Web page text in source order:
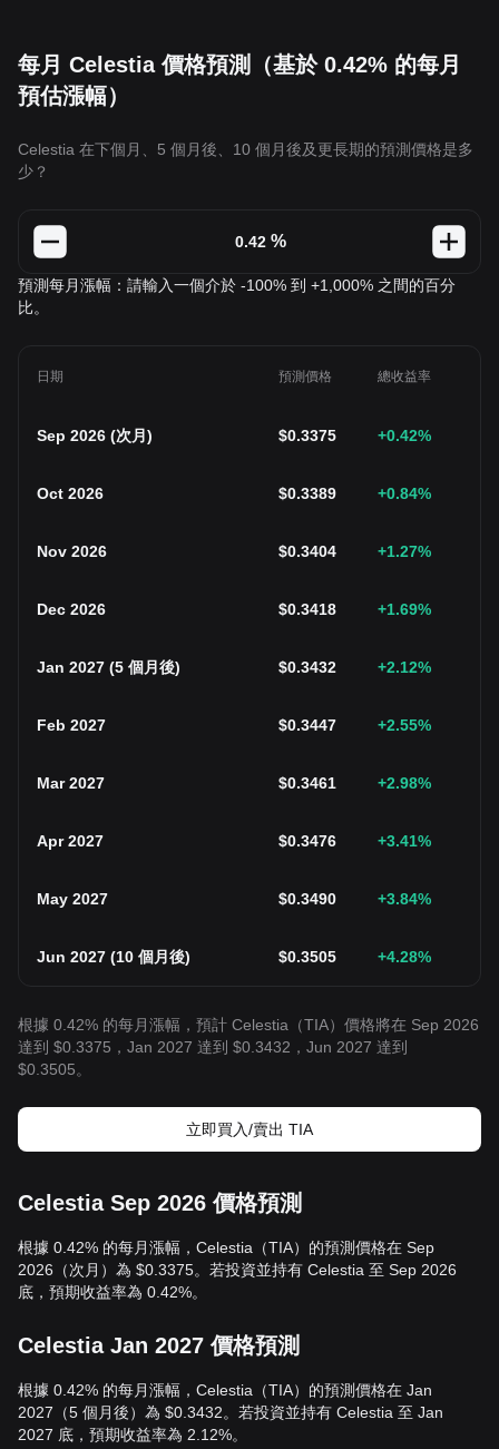
每月 Celestia 價格預測（基於 0.42% 的每月
預估漲幅）
Celestia 在下個月、5 個月後、10 個月後及更長期的預測價格是多
少？
%
預測每月漲幅：請輸入一個介於 -100% 到 +1,000% 之間的百分
比。
日期 預測價格 總收益率
Sep 2026 (次月 ) $0.3375 +0.42%
Oct 2026 $0.3389 +0.84%
Nov 2026 $0.3404 +1.27%
Dec 2026 $0.3418 +1.69%
Jan 2027 (5 個月後) $0.3432 +2.12%
Feb 2027 $0.3447 +2.55%
Mar 2027 $0.3461 +2.98%
Apr 2027 $0.3476 +3.41%
May 2027 $0.3490 +3.84%
Jun 2027 (10 個月後) $0.3505 +4.28%
根據 0.42% 的每月漲幅，預計 Celestia（TIA）價格將在 Sep 2026
達到 $0.3375，Jan 2027 達到 $0.3432，Jun 2027 達到
$0.3505。
立即買入/賣出 TIA
Celestia Sep 2026 價格預測
根據 0.42% 的每月漲幅，Celestia（TIA）的預測價格在 Sep
2026（次月）為 $0.3375。若投資並持有 Celestia 至 Sep 2026
底，預期收益率為 0.42%。
Celestia Jan 2027 價格預測
根據 0.42% 的每月漲幅，Celestia（TIA）的預測價格在 Jan
2027（5 個月後）為 $0.3432。若投資並持有 Celestia 至 Jan
2027 底，預期收益率為 2.12%。